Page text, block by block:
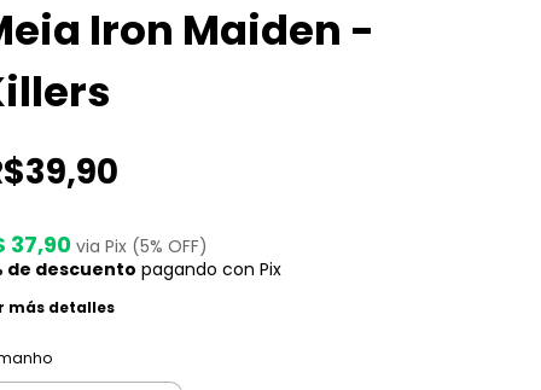
Iron Maiden -
37,90via Pix (5% OFF)
de descuento pagando con Pix
más detalles